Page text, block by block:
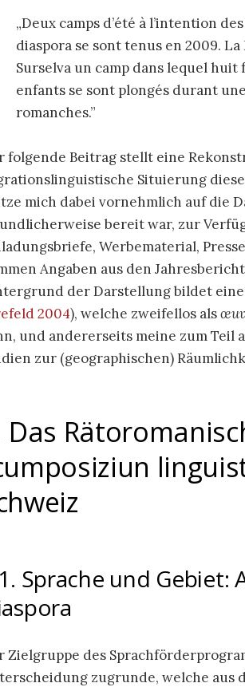
Deux camps d’été à l’intention
diaspora se sont tenus en 2009.
Surselva un camp dans lequel
enfants se sont plongés durant
romanches.
folgende Beitrag stellt eine
Situierung
mich dabei vornehmlich auf die
bereit war, zur
Werbematerial,
Angaben aus den
der Darstellung bildet
2004), welche zweifellos als
und andererseits meine zum Teil
zur (geographischen)
Das
Sprache und Gebiet:
Zielgruppe des
zugrunde, welche aus